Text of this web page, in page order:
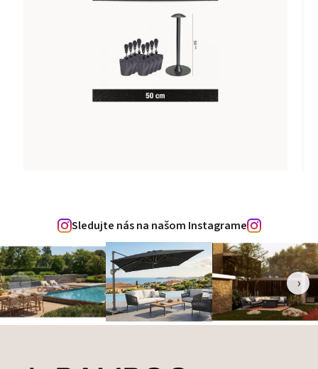
Sledujte nás na našom Instagrame
‹ ›